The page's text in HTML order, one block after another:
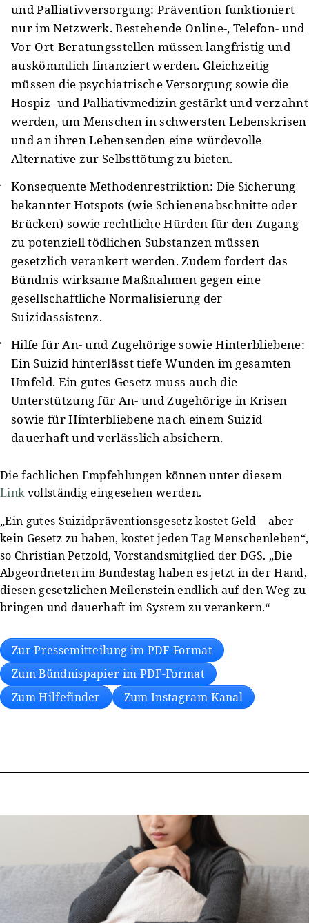
und Palliativversorgung: Prävention funktioniert
nur im Netzwerk. Bestehende Online-, Telefon- und
Vor-Ort-Beratungsstellen müssen langfristig und
auskömmlich finanziert werden. Gleichzeitig
müssen die psychiatrische Versorgung sowie die
Hospiz- und Palliativmedizin gestärkt und verzahnt
werden, um Menschen in schwersten Lebenskrisen
und an ihren Lebensenden eine würdevolle
Alternative zur Selbsttötung zu bieten.
Konsequente Methodenrestriktion: Die Sicherung
bekannter Hotspots (wie Schienenabschnitte oder
Brücken) sowie rechtliche Hürden für den Zugang
zu potenziell tödlichen Substanzen müssen
gesetzlich verankert werden. Zudem fordert das
Bündnis wirksame Maßnahmen gegen eine
gesellschaftliche Normalisierung der
Suizidassistenz.
Hilfe für An- und Zugehörige sowie Hinterbliebene:
Ein Suizid hinterlässt tiefe Wunden im gesamten
Umfeld. Ein gutes Gesetz muss auch die
Unterstützung für An- und Zugehörige in Krisen
sowie für Hinterbliebene nach einem Suizid
dauerhaft und verlässlich absichern.
Die fachlichen Empfehlungen können unter diesem
Linkvollständig eingesehen werden.
„Ein gutes Suizidpräventionsgesetz kostet Geld – aber
kein Gesetz zu haben, kostet jeden Tag Menschenleben“,
so Christian Petzold, Vorstandsmitglied der DGS. „Die
Abgeordneten im Bundestag haben es jetzt in der Hand,
diesen gesetzlichen Meilenstein endlich auf den Weg zu
bringen und dauerhaft im System zu verankern.“
Zur Pressemitteilung im PDF-Format
Zum Bündnispapier im PDF-Format
Zum Hilfefinder
Zum Instagram-Kanal